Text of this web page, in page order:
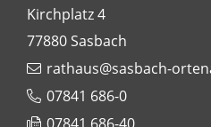
Kirchplatz 4
77880Sasbach
rathaus@sasbach-
07841 686-0